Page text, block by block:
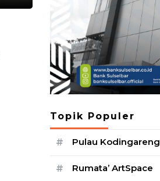
Topik Populer
# Pulau Kodingareng
# Rumata’ ArtSpace